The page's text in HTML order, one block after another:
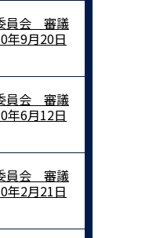
員会 審議
年9月20日
員会 審議
年6月12日
員会 審議
年2月21日